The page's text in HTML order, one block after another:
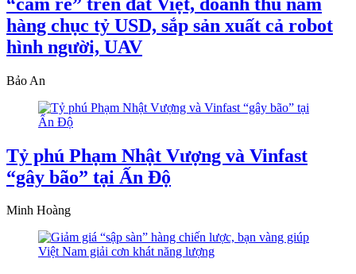
hàng chục tỷ USD, sắp sản xuất cả robot
hình người, UAV
Bảo An
Tỷ phú Phạm Nhật Vượng và Vinfast
“gây bão” tại Ấn Độ
Minh Hoàng